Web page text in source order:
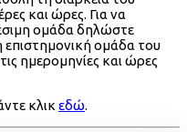
και ώρες. Για να
ομάδα δηλώστε
ομάδα του
ημερομηνίες και ώρες
κλικ εδώ.